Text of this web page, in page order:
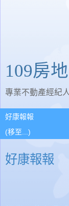
109房
專業不動產經紀
好康報報